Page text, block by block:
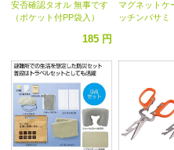
安否確認タオル 無事です
（ポケット付PP袋入）
185 円
マグネットケ
ッチンバサミ